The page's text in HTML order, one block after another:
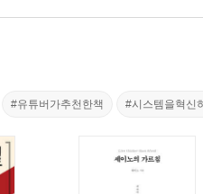
#유튜버가추천한책 #시스템을혁신